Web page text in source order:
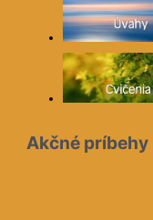
Akčné príbehy